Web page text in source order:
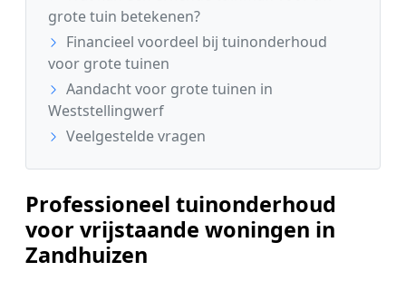
grote tuin betekenen?
Financieel voordeel bij tuinonderhoud
voor grote tuinen
Aandacht voor grote tuinen in
Weststellingwerf
Veelgestelde vragen
Professioneel tuinonderhoud
voor vrijstaande woningen in
Zandhuizen